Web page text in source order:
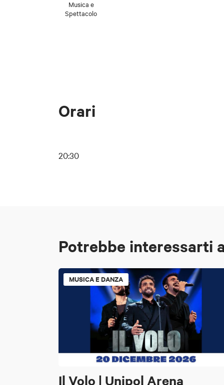
Musica e
Spettacolo
Orari
20:30
Potrebbe interessarti
MUSICA E DANZA
Il Volo | Unipol Arena